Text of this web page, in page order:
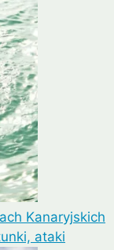
Kanaryjskich
ataki